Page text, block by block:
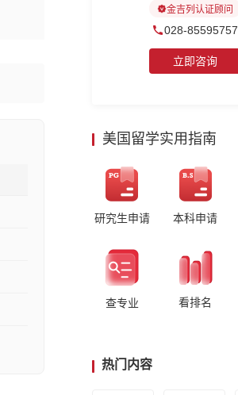
金吉列认证顾问
028-85595757
立即咨询
美国留学实用指南
研究生申请 本科申请
查专业 看排名
热门内容